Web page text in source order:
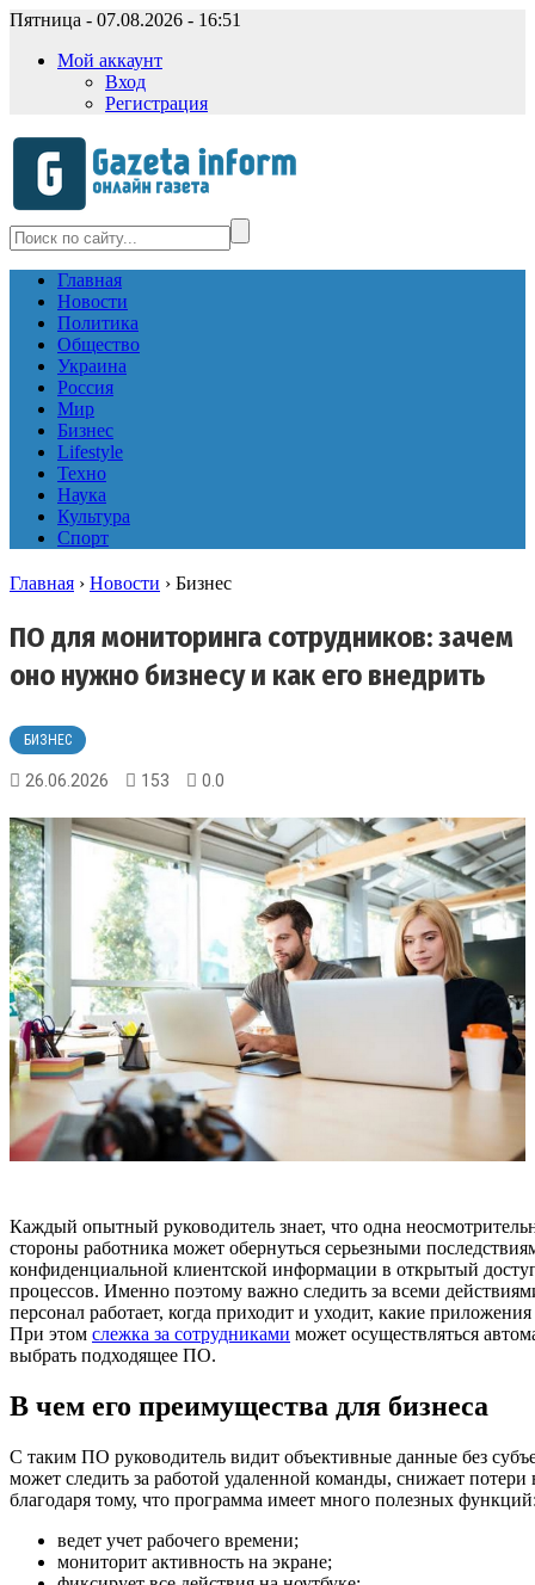
Пятница - 07.08.2026 - 16:51
Мой аккаунт
Вход
Регистрация
Главная
Новости
Политика
Общество
Украина
Россия
Мир
Бизнес
Lifestyle
Техно
Наука
Культура
Спорт
Главная › Новости › Бизнес
ПО для мониторинга сотрудников: зачем
оно нужно бизнесу и как его внедрить
БИЗНЕС
26.06.2026 153 0.0
Каждый опытный руководитель знает, что одна
стороны работника может обернуться серьезными
конфиденциальной клиентской информации в открытый
процессов. Именно поэтому важно следить за всеми
персонал работает, когда приходит и уходит, какие
При этом слежка за сотрудниками может осуществляться
выбрать подходящее ПО.
В чем его преимущества для бизнеса
С таким ПО руководитель видит объективные данные без
может следить за работой удаленной команды, снижает потери
благодаря тому, что программа имеет много полезных
ведет учет рабочего времени;
мониторит активность на экране;